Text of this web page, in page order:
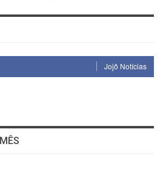
Jojô Notícias